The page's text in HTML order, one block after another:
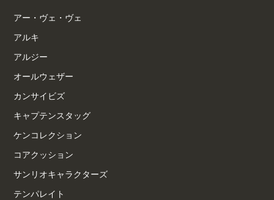
アー・ヴェ・ヴェ
アルキ
アルジー
オールウェザー
カンサイビズ
キャプテンスタッグ
ケンコレクション
コアクッション
サンリオキャラクターズ
テンパレイト